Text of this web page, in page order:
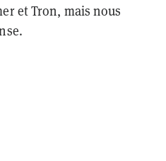
et Tron, mais nous